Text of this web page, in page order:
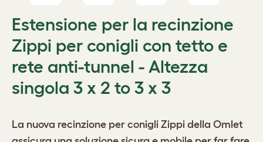
Estensione per la recinzione
Zippi per conigli con tetto e
rete anti-tunnel - Altezza
singola 3 x 2 to 3 x 3
La nuova recinzione per conigli Zippi della Omlet